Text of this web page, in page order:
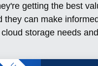
getting the best
they can make
storage needs